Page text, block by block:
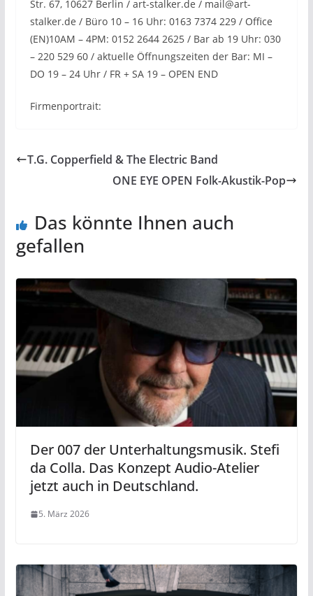
Str. 67, 10627 Berlin / art-stalker.de / mail@art-
stalker.de / Büro 10 – 16 Uhr: 0163 7374 229 / Office
(EN)10AM – 4PM: 0152 2644 2625 / Bar ab 19 Uhr: 030
– 220 529 60 / aktuelle Öffnungszeiten der Bar: MI –
DO 19 – 24 Uhr / FR + SA 19 – OPEN END
Firmenportrait:
T.G. Copperfield & The Electric Band
ONE EYE OPEN Folk-Akustik-Pop
Das könnte Ihnen auch
gefallen
Der 007 der Unterhaltungsmusik. Stefi
da Colla. Das Konzept Audio-Atelier
jetzt auch in Deutschland.
5. März 2026